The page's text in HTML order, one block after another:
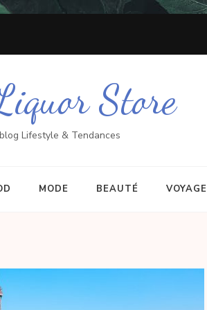
Store
Lifestyle & Tendances
MODE BEAUTÉ VOYAGE